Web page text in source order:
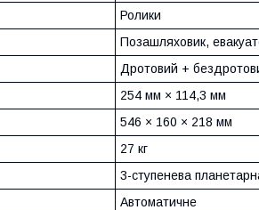
Ролики
Позашляховик,
Дротовий +
254 мм × 114,3 мм
546 × 160 × 218 мм
27 кг
3-ступенева
Автоматичне